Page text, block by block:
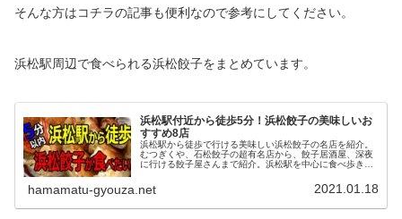
そんな方はコチラの記事も便利なので参考にしてください。
浜松駅周辺で食べられる浜松餃子をまとめています。
浜松駅付近から徒歩5分！浜松餃子の美味しいお
すすめ8店
浜松駅から徒歩で行ける美味しい浜松餃子の名店を紹介。
むつぎくや、石松餃子の超有名店から、餃子居酒屋、深夜
に行ける餃子屋さんまで紹介。浜松駅を中心に食べ歩きし
hamamatu-gyouza.net 2021.01.18